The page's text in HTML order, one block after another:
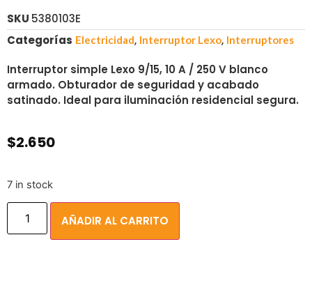
SKU 5380103E
Categorías Electricidad, Interruptor Lexo, Interruptores
Interruptor simple Lexo 9/15, 10 A / 250 V blanco
armado. Obturador de seguridad y acabado
satinado. Ideal para iluminación residencial segura.
$2.650
7 in stock
AÑADIR AL CARRITO